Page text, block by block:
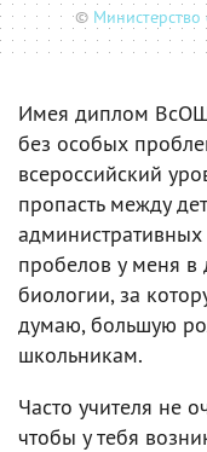
©
Имея диплом
без особых
всероссийский
пропасть между
пробелов у меня в
биологии, за
думаю, большую
школьникам.
Часто учителя не
чтобы у тебя